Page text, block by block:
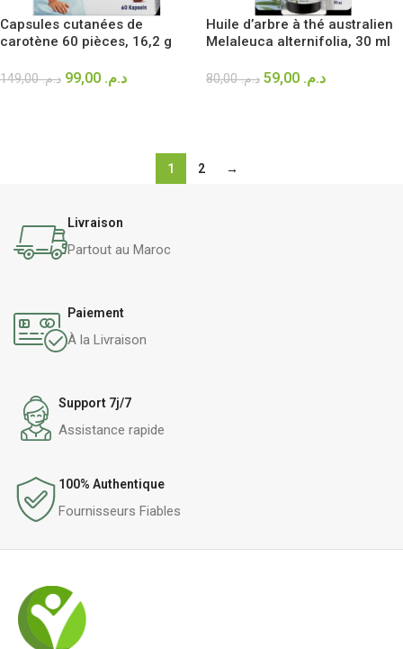
Capsules cutanées de
carotène 60 pièces, 16,2 g
د.م.149,00 د.م.
Huile d’arbre à thé australien
Melaleuca alternifolia, 30 ml
د.م.80,00 د.م.
1 2 →
Livraison
Partout au Maroc
Paiement
À la Livraison
Support 7j/7
Assistance rapide
100% Authentique
Fournisseurs Fiables